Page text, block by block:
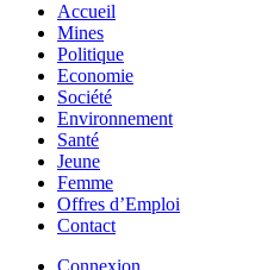
Accueil
Mines
Politique
Economie
Société
Environnement
Santé
Jeune
Femme
Offres d’Emploi
Contact
Connexion